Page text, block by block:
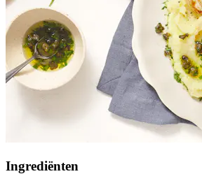
Ingrediënten